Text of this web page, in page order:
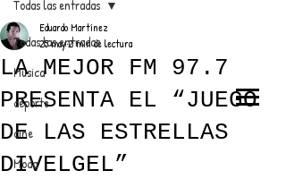
EL TRENDY TOP
CON EDDY MARTINEZ
Todas las entradas
Música
deporte
cine
Moda
Todas las entradas
LA MEJOR FM 97.7
PRESENTA EL “JUEGO
DE LAS ESTRELLAS
DIVELGEL”
Eduardo Martínez
25 may2 min de lectura